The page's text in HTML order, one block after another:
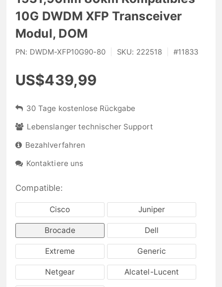
10G DWDM XFP Transceiver
Modul, DOM
PN: DWDM-XFP10G90-80 SKU: 222518 #11833
US$439,99
30 Tage kostenlose Rückgabe
Lebenslanger technischer Support
Bezahlverfahren
Kontaktiere uns
Compatible:
Cisco Juniper
Brocade Dell
Extreme Generic
Netgear Alcatel-Lucent